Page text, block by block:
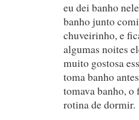
eu dei banho
banho junto
chuveirinho, e
algumas noites
muito gostosa
toma banho
tomava banho, o
rotina de dormir.